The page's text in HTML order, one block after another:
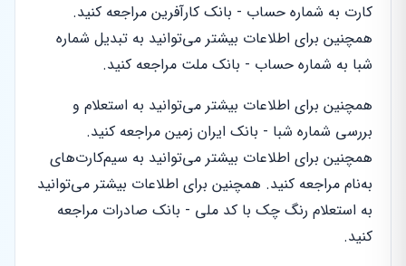
کارت به شماره حساب - بانک کارآفرین مراجعه کنید.
همچنین برای اطلاعات بیشتر می‌توانید به تبدیل شماره
شبا به شماره حساب - بانک ملت مراجعه کنید.
همچنین برای اطلاعات بیشتر می‌توانید به استعلام و
بررسی شماره شبا - بانک ایران زمین مراجعه کنید.
همچنین برای اطلاعات بیشتر می‌توانید به سیم‌کارت‌های
به‌نام مراجعه کنید. همچنین برای اطلاعات بیشتر می‌توانید
به استعلام رنگ چک با کد ملی - بانک صادرات مراجعه
کنید.